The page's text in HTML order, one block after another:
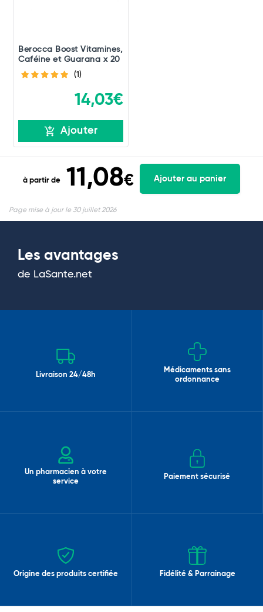
Berocca Boost Vitamines,
Caféine et Guarana x 20
(1)
14,03€
Ajouter
à partir de 11,08€ Ajouter au panier
Page mise à jour le 30 juillet 2026
Les avantages
de LaSante.net
Livraison 24/48h
Médicaments sans
ordonnance
Un pharmacien à votre
service
Paiement sécurisé
Origine des produits certifiée Fidélité & Parrainage